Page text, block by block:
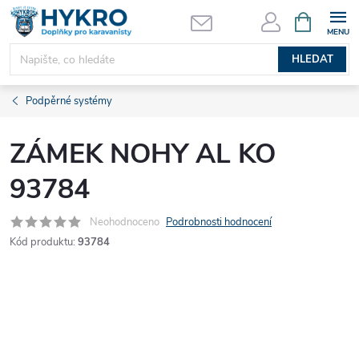
Přejít
obsah
HLEDAT
NÁKUPNÍ
KOŠÍK
Podpěrné systémy
ZÁMEK NOHY AL KO
93784
Neohodnoceno Podrobnosti hodnocení
Kód produktu: 93784